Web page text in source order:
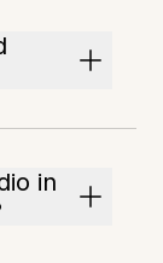
in